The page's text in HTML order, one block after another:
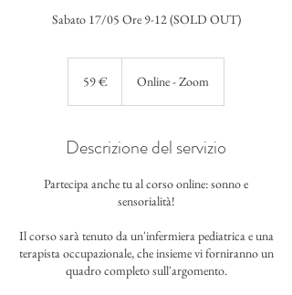
Sabato 17/05 Ore 9-12 (SOLD OUT)
59 € Online - Zoom
Descrizione del servizio
Partecipa anche tu al corso online: sonno e
sensorialità!
Il corso sarà tenuto da un'infermiera pediatrica e una
terapista occupazionale, che insieme vi forniranno un
quadro completo sull'argomento.